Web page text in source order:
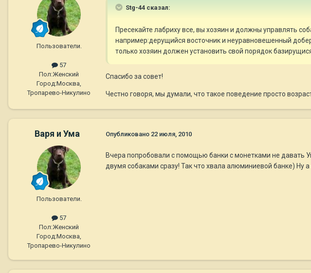
Пользователи.
57
Пол:Женский
Город:Москва,
Тропарево-Никулино
Stg-44 сказал:
Пресекайте лабриху все, вы хозяин и должны управлять
например:дерущийся восточник и неуравновешенный
только хозяин должен установить свой порядок
Спасибо за совет!
Честно говоря, мы думали, что такое поведение просто
Варя и Ума
Пользователи.
57
Пол:Женский
Город:Москва,
Тропарево-Никулино
Опубликовано 22 июля, 2010
Вчера попробовали с помощью банки с монетками не давать
двумя собаками сразу! Так что хвала алюминиевой банке)